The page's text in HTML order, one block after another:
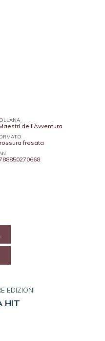
dell'Avventura
fresata
EDIZIONI
HIT